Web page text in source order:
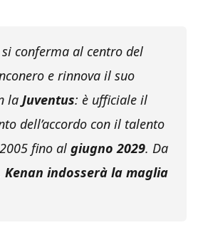
conferma al centro del
e rinnova il suo
la Juventus: è ufficiale il
dell’accordo con il talento
fino al giugno 2029. Da
Kenan indosserà la maglia